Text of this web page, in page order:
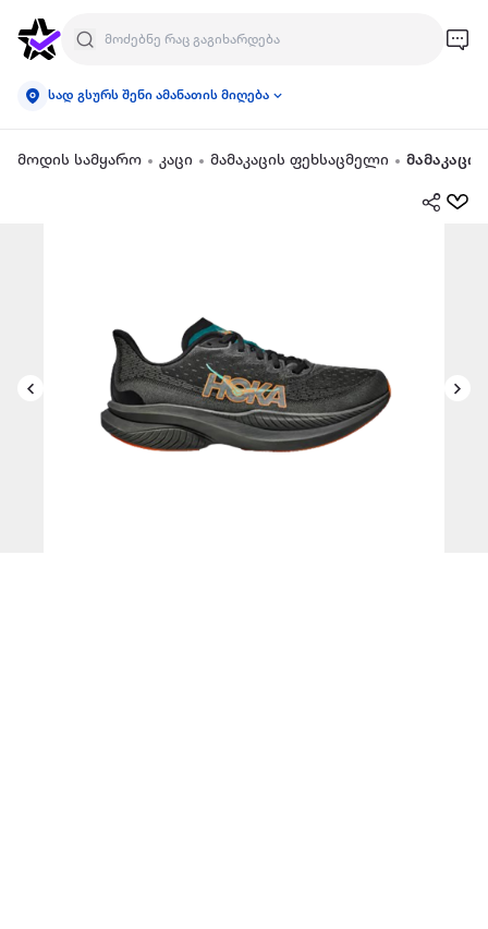
სად გსურს შენი ამანათის მიღება
მოდის სამყარო კაცი მამაკაცის ფეხსაცმელი